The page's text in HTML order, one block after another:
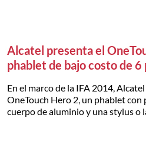
Alcatel presenta el
phablet de bajo costo de 6
En el marco de la IFA 2014,
OneTouch Hero 2, un phablet con
cuerpo de aluminio y una stylus o